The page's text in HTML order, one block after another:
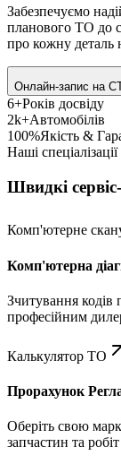
Забезпечуємо
планового ТО до
про кожну деталь
Онлайн-запис на
6+Років досвіду
2k+Автомобілів
100%Якість &
Наші спеціалізації
Швидкі
Комп'ютерне
Комп'ютерна
Зчитування кодів
професійним
Калькулятор ТО
Прорахунок
Оберіть свою
запчастин та